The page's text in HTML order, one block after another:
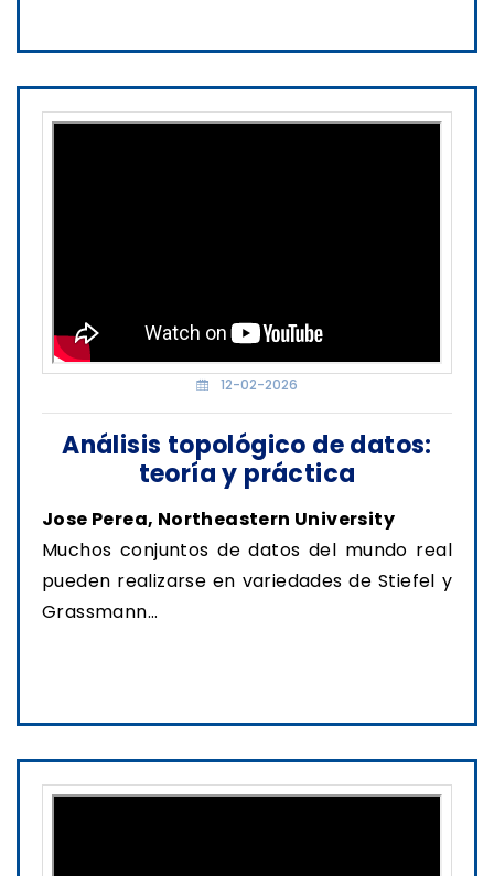
12-02-2026
Análisis topológico de datos:
teoría y práctica
Jose Perea, Northeastern University
Muchos conjuntos de datos del mundo real
pueden realizarse en variedades de Stiefel y
Grassmann...